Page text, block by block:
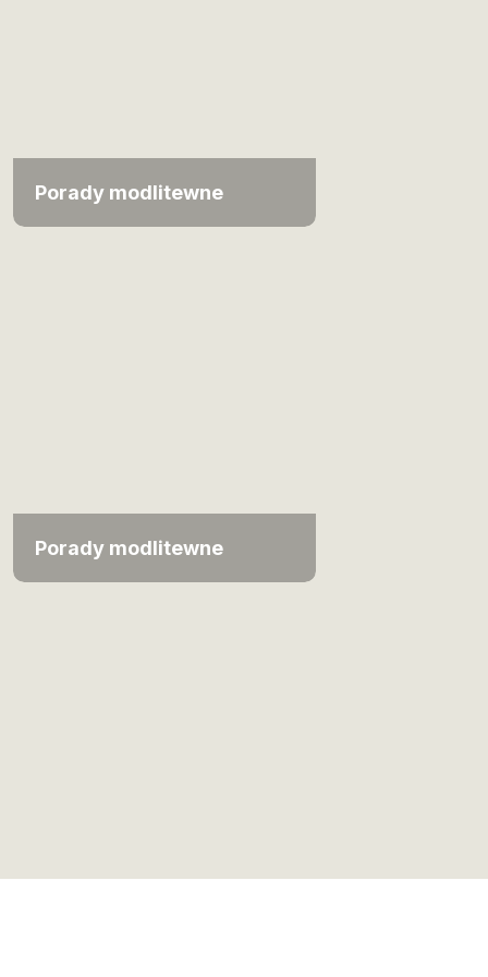
Porady modlitewne
Porady modlitewne